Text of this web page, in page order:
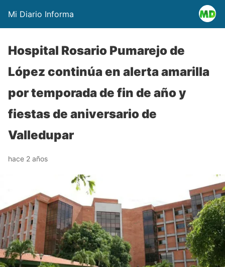
Mi Diario Informa
Hospital Rosario Pumarejo de
López continúa en alerta amarilla
por temporada de fin de año y
fiestas de aniversario de
Valledupar
hace 2 años